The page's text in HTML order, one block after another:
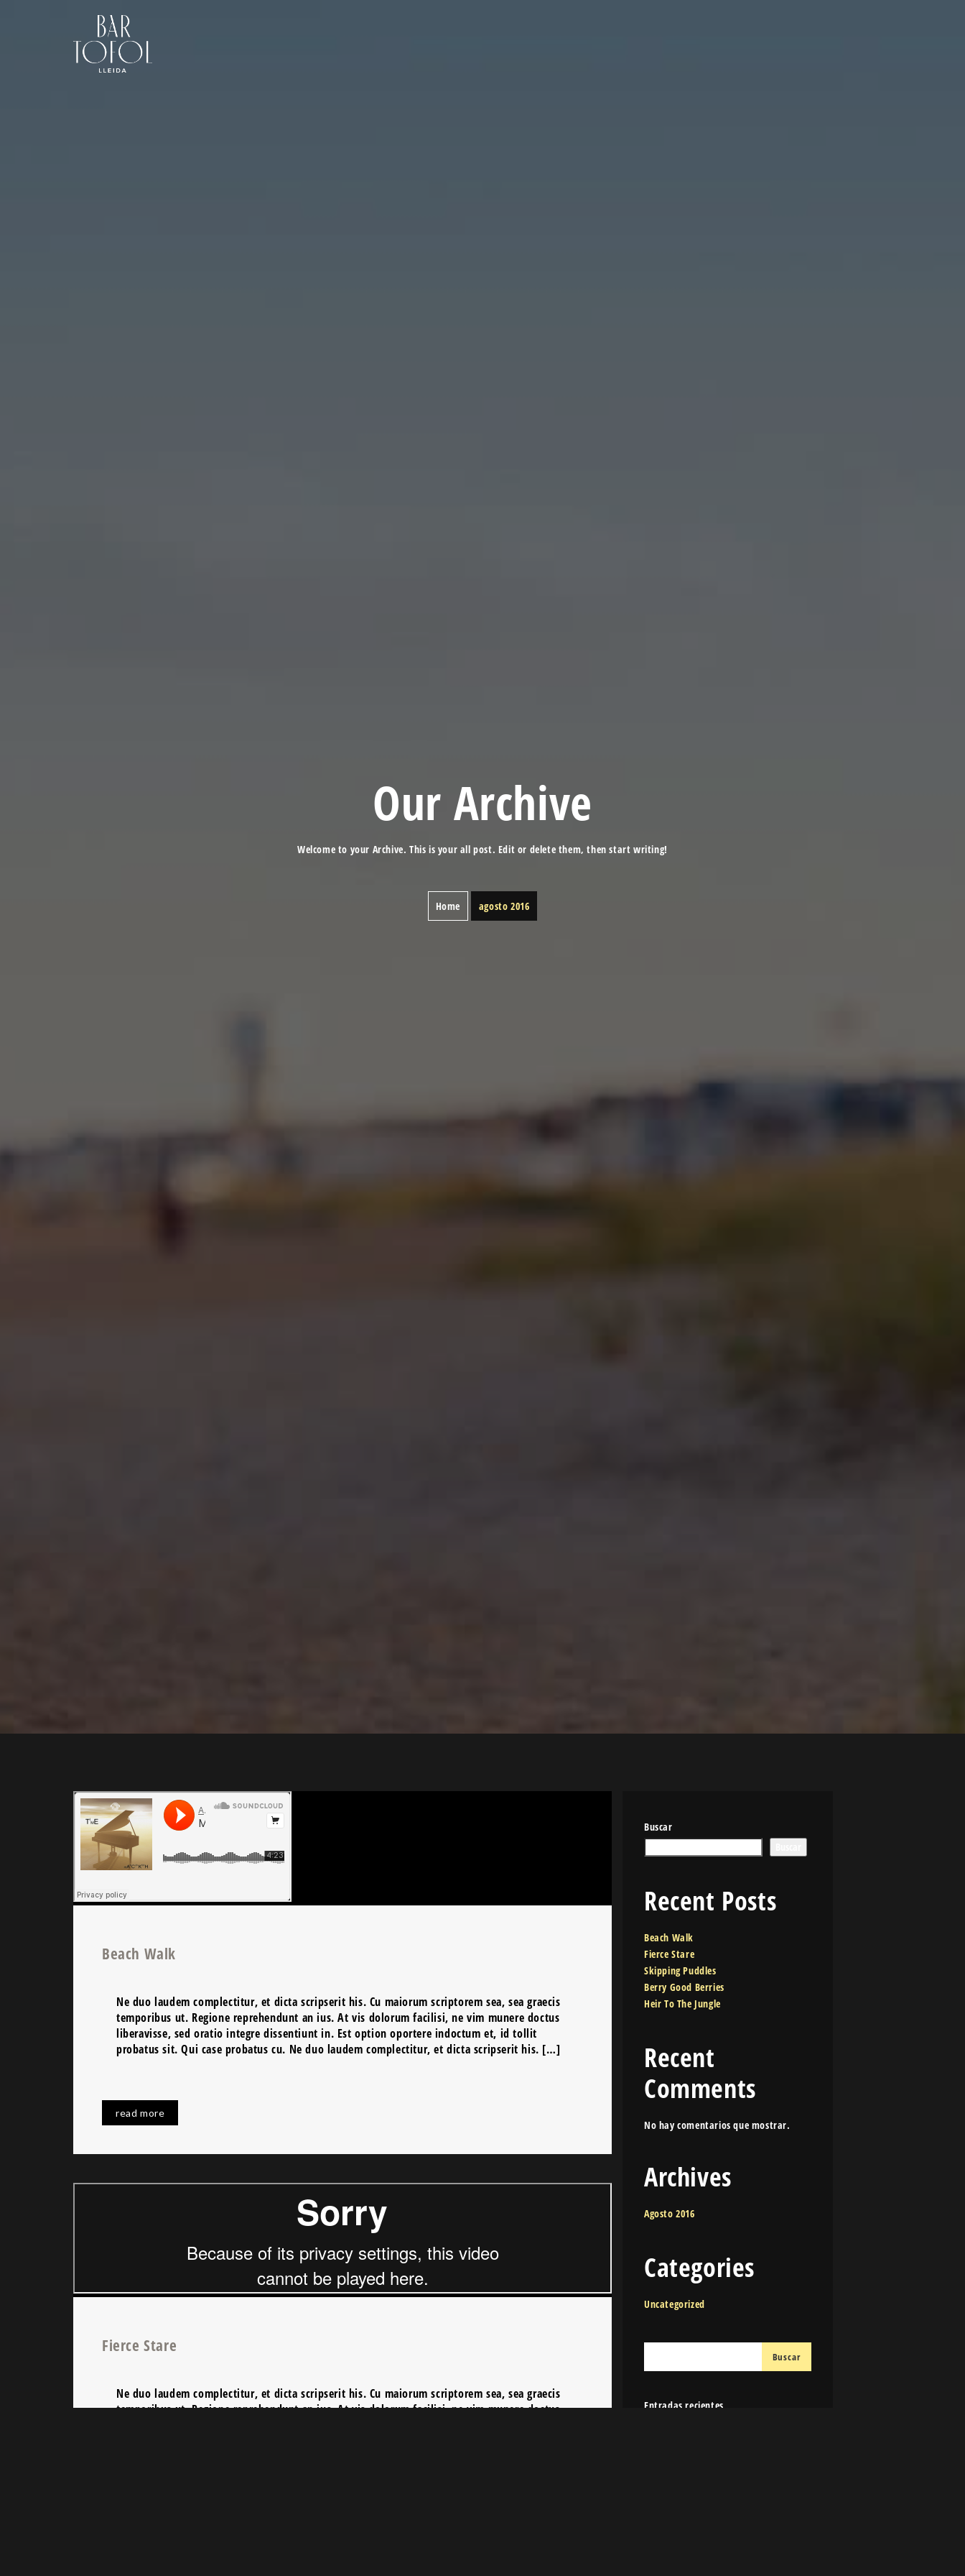
Our Archive
Welcome to your Archive. This is your all post. Edit or delete them, then start writing!
Home agosto 2016
Beach Walk
Ne duo laudem complectitur, et dicta scripserit his. Cu maiorum scriptorem sea, sea graecis
temporibus ut. Regione reprehendunt an ius. At vis dolorum facilisi, ne vim munere doctus
liberavisse, sed oratio integre dissentiunt in. Est option oportere indoctum et, id tollit
probatus sit. Qui case probatus cu. Ne duo laudem complectitur, et dicta scripserit his. […]
read more
Fierce Stare
Ne duo laudem complectitur, et dicta scripserit his. Cu maiorum scriptorem sea, sea graecis
temporibus ut. Regione reprehendunt an ius. At vis dolorum facilisi, ne vim munere doctus
Buscar
Recent Posts
Beach Walk
Fierce Stare
Skipping Puddles
Berry Good Berries
Heir To The Jungle
Recent
Comments
No hay comentarios que mostrar.
Archives
Agosto 2016
Categories
Uncategorized
Entradas recientes